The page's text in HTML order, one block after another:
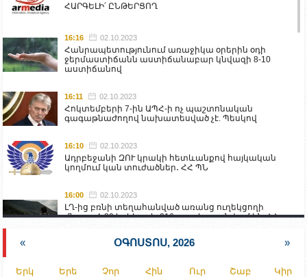
ՀԱՐԳԵԼԻ՛ ԸՆԹԵՐՑՈՂ
16:16 02.10.2023
Հանրապետությունում առաջիկա օրերին օդի
ջերմաստիճանն աստիճանաբար կնվազի 8-10
աստիճանով
16:11 02.10.2023
Հոկտեմբերի 7-ին ԱՊՀ-ի ոչ պաշտոնական
գագաթնաժողով նախատեսված չէ. Պեսկով
16:10 02.10.2023
Ադրբեջանի ԶՈՒ կրակի հետևանքով հայկական
կողմում կան տուժածներ․ ՀՀ ՊՆ
16:00 02.10.2023
ԼՂ-ից բռնի տեղահանված առանց ուղեկցողի
մնացած 20 երեխա և 216 տարեց գտնվում են ՀՀ
« ՕԳՈՍՏՈՍ, 2026 »
Երկ Երե Չոր Հին Ուր Շաբ Կիր